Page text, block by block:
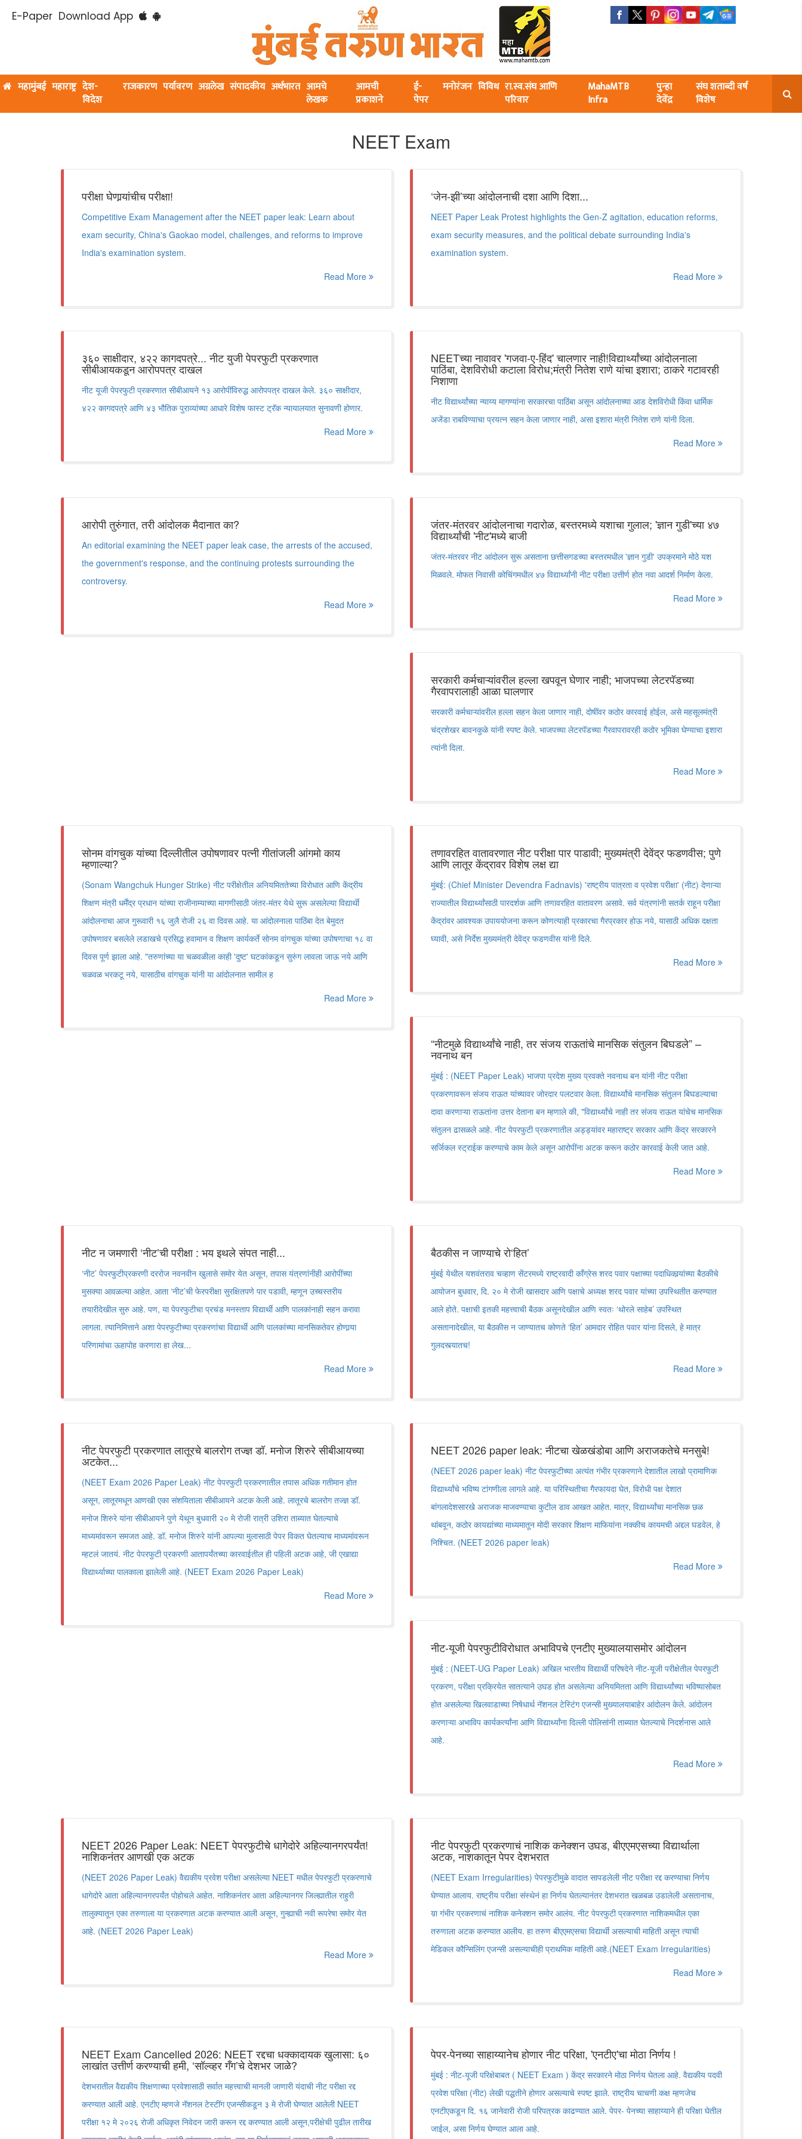
E-Paper Download App
महामुंबई महाराष्ट्र देश-
विदेश
राजकारण पर्यावरण अग्रलेख संपादकीय अर्थभारत आमचे
लेखक
आमची
प्रकाशने
ई-
पेपर
मनोरंजन विविध रा.स्व.संघ आणि
परिवार
MahaMTB
Infra
पुन्हा
देवेंद्र
संघ शताब्दी वर्ष
विशेष
NEET Exam
परीक्षा घेणार्‍यांचीच परीक्षा!
Competitive Exam Management after the NEET paper leak: Learn about
exam security, China's Gaokao model, challenges, and reforms to improve
India's examination system.
Read More
‘जेन-झी’च्या आंदोलनाची दशा आणि दिशा...
NEET Paper Leak Protest highlights the Gen-Z agitation, education reforms,
exam security measures, and the political debate surrounding India's
examination system.
Read More
३६० साक्षीदार, ४२२ कागदपत्रे... नीट युजी पेपरफुटी प्रकरणात
सीबीआयकडून आरोपपत्र दाखल
नीट यूजी पेपरफुटी प्रकरणात सीबीआयने १३ आरोपींविरुद्ध आरोपपत्र दाखल केले. ३६० साक्षीदार,
४२२ कागदपत्रे आणि ४३ भौतिक पुराव्यांच्या आधारे विशेष फास्ट ट्रॅक न्यायालयात सुनावणी होणार.
Read More
NEETच्या नावावर 'गजवा-ए-हिंद' चालणार नाही!विद्यार्थ्यांच्या आंदोलनाला
पाठिंबा, देशविरोधी कटाला विरोध;मंत्री नितेश राणे यांचा इशारा; ठाकरे गटावरही
निशाणा
नीट विद्यार्थ्यांच्या न्याय्य मागण्यांना सरकारचा पाठिंबा असून आंदोलनाच्या आड देशविरोधी किंवा धार्मिक
अजेंडा राबविण्याचा प्रयत्न सहन केला जाणार नाही, असा इशारा मंत्री नितेश राणे यांनी दिला.
Read More
आरोपी तुरुंगात, तरी आंदोलक मैदानात का?
An editorial examining the NEET paper leak case, the arrests of the accused,
the government's response, and the continuing protests surrounding the
controversy.
Read More
जंतर-मंतरवर आंदोलनाचा गदारोळ, बस्तरमध्ये यशाचा गुलाल; 'ज्ञान गुडी'च्या ४७
विद्यार्थ्यांची 'नीट'मध्ये बाजी
जंतर-मंतरवर नीट आंदोलन सुरू असताना छत्तीसगडच्या बस्तरमधील 'ज्ञान गुडी' उपक्रमाने मोठे यश
मिळवले. मोफत निवासी कोचिंगमधील ४७ विद्यार्थ्यांनी नीट परीक्षा उत्तीर्ण होत नवा आदर्श निर्माण केला.
Read More
सरकारी कर्मचाऱ्यांवरील हल्ला खपवून घेणार नाही; भाजपच्या लेटरपॅडच्या
गैरवापरालाही आळा घालणार
सरकारी कर्मचाऱ्यांवरील हल्ला सहन केला जाणार नाही, दोषींवर कठोर कारवाई होईल, असे महसूलमंत्री
चंद्रशेखर बावनकुळे यांनी स्पष्ट केले. भाजपच्या लेटरपॅडच्या गैरवापरावरही कठोर भूमिका घेण्याचा इशारा
त्यांनी दिला.
Read More
सोनम वांगचुक यांच्या दिल्लीतील उपोषणावर पत्नी गीतांजली आंगमो काय
म्हणाल्या?
(Sonam Wangchuk Hunger Strike) नीट परीक्षेतील अनियमिततेच्या विरोधात आणि केंद्रीय
शिक्षण मंत्री धर्मेंद्र प्रधान यांच्या राजीनाम्याच्या मागणीसाठी जंतर-मंतर येथे सुरू असलेल्या विद्यार्थी
आंदोलनाचा आज गुरूवारी १६ जुलै रोजी २६ वा दिवस आहे. या आंदोलनाला पाठिंबा देत बेमुदत
उपोषणावर बसलेले लडाखचे प्रसिद्ध हवामान व शिक्षण कार्यकर्ते सोनम वांगचुक यांच्या उपोषणाचा १८ वा
दिवस पूर्ण झाला आहे. "तरुणांच्या या चळवळीला काही 'दुष्ट' घटकांकडून सुरुंग लावला जाऊ नये आणि
चळवळ भरकटू नये, यासाठीच वांगचुक यांनी या आंदोलनात सामील ह
Read More
तणावरहित वातावरणात नीट परीक्षा पार पाडावी; मुख्यमंत्री देवेंद्र फडणवीस; पुणे
आणि लातूर केंद्रावर विशेष लक्ष द्या
मुंबई: (Chief Minister Devendra Fadnavis) 'राष्ट्रीय पात्रता व प्रवेश परीक्षा' (नीट) देणाऱ्या
राज्यातील विद्यार्थ्यांसाठी पारदर्शक आणि तणावरहित वातावरण असावे. सर्व यंत्रणांनी सतर्क राहून परीक्षा
केंद्रांवर आवश्यक उपाययोजना करून कोणत्याही प्रकारचा गैरप्रकार होऊ नये, यासाठी अधिक दक्षता
घ्यावी, असे निर्देश मुख्यमंत्री देवेंद्र फडणवीस यांनी दिले.
Read More
“नीटमुळे विद्यार्थ्यांचे नाही, तर संजय राऊतांचे मानसिक संतुलन बिघडले” –
नवनाथ बन
मुंबई : (NEET Paper Leak) भाजपा प्रदेश मुख्य प्रवक्ते नवनाथ बन यांनी नीट परीक्षा
प्रकरणावरून संजय राऊत यांच्यावर जोरदार पलटवार केला. विद्यार्थ्यांचे मानसिक संतुलन बिघडल्याचा
दावा करणाऱ्या राऊतांना उत्तर देताना बन म्हणाले की, "विद्यार्थ्यांचे नाही तर संजय राऊत यांचेच मानसिक
संतुलन ढासळले आहे. नीट पेपरफुटी प्रकरणातील अड्ड्यांवर महाराष्ट्र सरकार आणि केंद्र सरकारने
सर्जिकल स्ट्राईक करण्याचे काम केले असून आरोपींना अटक करून कठोर कारवाई केली जात आहे.
Read More
नीट न जमणारी ‘नीट’ची परीक्षा : भय इथले संपत नाही...
‘नीट’ पेपरफुटीप्रकरणी दररोज नवनवीन खुलासे समोर येत असून, तपास यंत्रणांनीही आरोपींच्या
मुसक्या आवळल्या आहेत. आता ‘नीट’ची फेरपरीक्षा सुरक्षितपणे पार पडावी, म्हणून उच्चस्तरीय
तयारीदेखील सुरु आहे. पण, या पेपरफुटीचा प्रचंड मनस्ताप विद्यार्थी आणि पालकांनाही सहन करावा
लागला. त्यानिमित्ताने अशा पेपरफुटीच्या प्रकरणांचा विद्यार्थी आणि पालकांच्या मानसिकतेवर होणार्‍या
परिणामांचा ऊहापोह करणारा हा लेख...
Read More
बैठकीस न जाण्याचे रो‘हित’
मुंबई येथील यशवंतराव चव्हाण सेंटरमध्ये राष्ट्रवादी काँग्रेस शरद पवार पक्षाच्या पदाधिकार्‍यांच्या बैठकीचे
आयोजन बुधवार, दि. २० मे रोजी खासदार आणि पक्षाचे अध्यक्ष शरद पवार यांच्या उपस्थितीत करण्यात
आले होते. पक्षाची इतकी महत्त्वाची बैठक असूनदेखील आणि स्वतः ‘थोरले साहेब’ उपस्थित
असतानादेखील, या बैठकीस न जाण्यातच कोणते ‘हित’ आमदार रोहित पवार यांना दिसले, हे मात्र
गुलदस्त्यातच!
Read More
नीट पेपरफुटी प्रकरणात लातूरचे बालरोग तज्ज्ञ डॉ. मनोज शिरुरे सीबीआयच्या
अटकेत...
(NEET Exam 2026 Paper Leak) नीट पेपरफुटी प्रकरणातील तपास अधिक गतीमान होत
असून, लातूरमधून आणखी एका संशयिताला सीबीआयने अटक केली आहे. लातूरचे बालरोग तज्ज्ञ डॉ.
मनोज शिरुरे यांना सीबीआयने पुणे येथून बुधवारी २० मे रोजी रात्री उशिरा ताब्यात घेतल्याचे
माध्यमांवरून समजत आहे. डॉ. मनोज शिरुरे यांनी आपल्या मुलासाठी पेपर विकत घेतल्याच माध्यमांवरून
म्हटलं जातयं. नीट पेपरफुटी प्रकरणी आतापर्यंतच्या कारवाईतील ही पहिली अटक आहे, जी एखाद्या
विद्यार्थ्याच्या पालकाला झालेली आहे. (NEET Exam 2026 Paper Leak)
Read More
NEET 2026 paper leak: नीटचा खेळखंडोबा आणि अराजकतेचे मनसुबे!
(NEET 2026 paper leak) नीट पेपरफुटीच्या अत्यंत गंभीर प्रकरणाने देशातील लाखो प्रामाणिक
विद्यार्थ्यांचे भविष्य टांगणीला लागले आहे. या परिस्थितीचा गैरफायदा घेत, विरोधी पक्ष देशात
बांगलादेशसारखे अराजक माजवण्याचा कुटील डाव आखत आहेत. मात्र, विद्यार्थ्यांचा मानसिक छळ
थांबवून, कठोर कायद्यांच्या माध्यमातून मोदी सरकार शिक्षण माफियांना नक्कीच कायमची अद्दल घडवेल, हे
निश्चित. (NEET 2026 paper leak)
Read More
नीट-यूजी पेपरफुटीविरोधात अभाविपचे एनटीए मुख्यालयासमोर आंदोलन
मुंबई : (NEET-UG Paper Leak) अखिल भारतीय विद्यार्थी परिषदेने नीट-यूजी परीक्षेतील पेपरफुटी
प्रकरण, परीक्षा प्रक्रियेत सातत्याने उघड होत असलेल्या अनियमितता आणि विद्यार्थ्यांच्या भविष्यासोबत
होत असलेल्या खिलवाडाच्या निषेधार्थ नॅशनल टेस्टिंग एजन्सी मुख्यालयाबाहेर आंदोलन केले. आंदोलन
करणाऱ्या अभाविप कार्यकर्त्यांना आणि विद्यार्थ्यांना दिल्ली पोलिसांनी ताब्यात घेतल्याचे निदर्शनास आले
आहे.
Read More
NEET 2026 Paper Leak: NEET पेपरफुटीचे धागेदोरे अहिल्यानगरपर्यंत!
नाशिकनंतर आणखी एक अटक
(NEET 2026 Paper Leak) वैद्यकीय प्रवेश परीक्षा असलेल्या NEET मधील पेपरफुटी प्रकरणाचे
धागेदोरे आता अहिल्यानगरपर्यंत पोहोचले आहेत. नाशिकनंतर आता अहिल्यानगर जिल्ह्यातील राहुरी
तालुक्यातून एका तरुणाला या प्रकरणात अटक करण्यात आली असून, गुन्ह्याची नवी रूपरेषा समोर येत
आहे. (NEET 2026 Paper Leak)
Read More
नीट पेपरफुटी प्रकरणाचं नाशिक कनेक्शन उघड, बीएएमएसच्या विद्यार्थाला
अटक, नाशकातून पेपर देशभरात
(NEET Exam Irregularities) पेपरफुटीमुळे वादात सापडलेली नीट परीक्षा रद्द करण्याचा निर्णय
घेण्यात आलाय. राष्ट्रीय परीक्षा संस्थेनं हा निर्णय घेतल्यानंतर देशभरात खळबळ उडालेली असतानाच,
य़ा गंभीर प्रकरणाचं नाशिक कनेक्शन समोर आलंय. नीट पेपरफुटी प्रकरणात नाशिकमधील एका
तरुणाला अटक करण्यात आलीय. हा तरुण बीएएमएसचा विद्यार्थी असल्याची माहिती असून त्याची
मेडिकल कौन्सिलिंग एजन्सी असल्याचीही प्राथमिक माहिती आहे.(NEET Exam Irregularities)
Read More
NEET Exam Cancelled 2026: NEET रद्दचा धक्कादायक खुलासा: ६०
लाखांत उत्तीर्ण करण्याची हमी, ‘सॉल्व्हर गँग’चे देशभर जाळे?
देशभरातील वैद्यकीय शिक्षणाच्या प्रवेशासाठी सर्वात महत्त्वाची मानली जाणारी यंदाची नीट परीक्षा रद्द
करण्यात आली आहे. एनटीए म्हणजे नॅशनल टेस्टींग एजन्सीकडून ३ मे रोजी घेण्यात आलेली NEET
परीक्षा १२ मे २०२६ रोजी अधिकृत निवेदन जारी करून रद्द करण्यात आली असून,परीक्षेची पुढील तारीख
पेपर-पेनच्या साहाय्यानेच होणार नीट परिक्षा, 'एनटीए'चा मोठा निर्णय !
मुंबई : नीट-यूजी परिक्षेबाबत ( NEET Exam ) केंद्र सरकारने मोठा निर्णय घेतला आहे. वैद्यकीय पदवी
प्रवेश परिक्षा (नीट) लेखी पद्धतीने होणार असल्याचे स्पष्ट झाले. राष्ट्रीय चाचणी कक्ष म्हणजेच
एनटीएकडून दि. १६ जानेवारी रोजी परिपत्रक काढण्यात आले. पेपर- पेनच्या साहाय्याने ही परिक्षा घेतील
जाईल, असा निर्णय घेण्यात आला आहे.